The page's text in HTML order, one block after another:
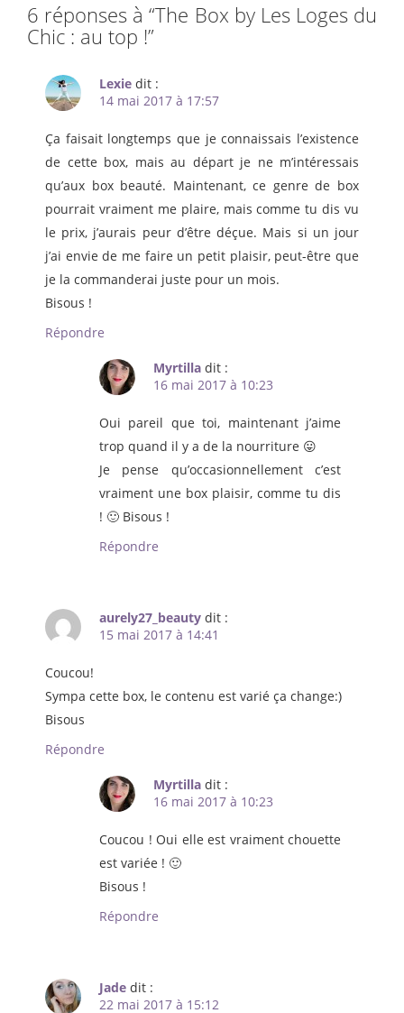
6 réponses à “The Box by Les Loges du
Chic : au top !”
Lexie dit :
14 mai 2017 à 17:57
Ça faisait longtemps que je connaissais l’existence
de cette box, mais au départ je ne m’intéressais
qu’aux box beauté. Maintenant, ce genre de box
pourrait vraiment me plaire, mais comme tu dis vu
le prix, j’aurais peur d’être déçue. Mais si un jour
j’ai envie de me faire un petit plaisir, peut-être que
je la commanderai juste pour un mois.
Bisous !
Répondre
Myrtilla dit :
16 mai 2017 à 10:23
Oui pareil que toi, maintenant j’aime
trop quand il y a de la nourriture 😛
Je pense qu’occasionnellement c’est
vraiment une box plaisir, comme tu dis
! 🙂 Bisous !
Répondre
aurely27_beauty dit :
15 mai 2017 à 14:41
Coucou!
Sympa cette box, le contenu est varié ça change:)
Bisous
Répondre
Myrtilla dit :
16 mai 2017 à 10:23
Coucou ! Oui elle est vraiment chouette
est variée ! 🙂
Bisous !
Répondre
Jade dit :
22 mai 2017 à 15:12